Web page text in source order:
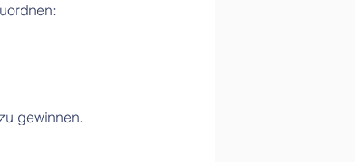
gewinnen.